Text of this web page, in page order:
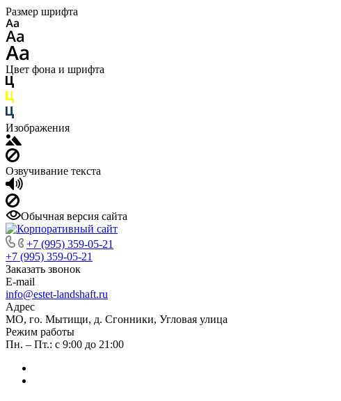
Размер шрифта
Цвет фона и шрифта
Изображения
Озвучивание текста
Обычная версия сайта
+7 (995) 359-05-21
+7 (995) 359-05-21
Заказать звонок
E-mail
info@estet-landshaft.ru
Адрес
МО, го. Мытищи, д. Сгонники, Угловая улица
Режим работы
Пн. – Пт.: с 9:00 до 21:00